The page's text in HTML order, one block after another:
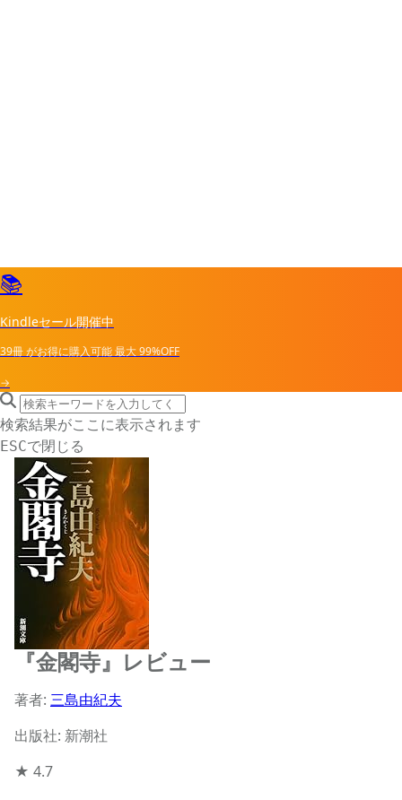
📚
Kindleセール開催中
39冊がお得に購入可能最大99%OFF
→
search icon
サイト内検索
検索結果がここに表示されます
ESCで閉じる
『金閣寺』レビュー
著者: 三島由紀夫
出版社: 新潮社
★ 4.7